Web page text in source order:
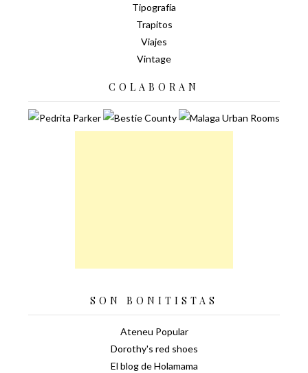
Tipografía
Trapitos
Viajes
Vintage
COLABORAN
SON BONITISTAS
Ateneu Popular
Dorothy's red shoes
El blog de Holamama